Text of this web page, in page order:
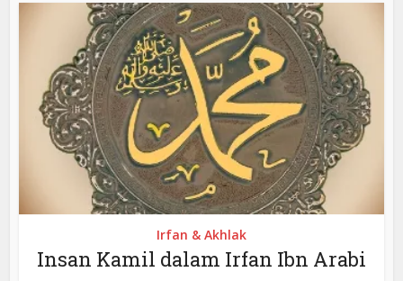
Irfan & Akhlak
Insan Kamil dalam Irfan Ibn Arabi